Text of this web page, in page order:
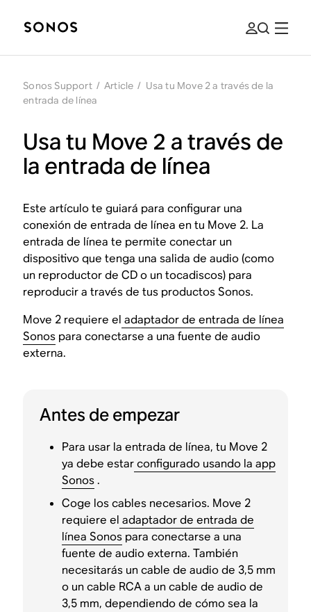
Sonos Support / Article / Usa tu Move 2 a través de la
entrada de línea
Usa tu Move 2 a través de
la entrada de línea
Este artículo te guiará para configurar una
conexión de entrada de línea en tu Move 2. La
entrada de línea te permite conectar un
dispositivo que tenga una salida de audio (como
un reproductor de CD o un tocadiscos) para
reproducir a través de tus productos Sonos.
Move 2 requiere el adaptador de entrada de línea
Sonos para conectarse a una fuente de audio
externa.
Antes de empezar
Para usar la entrada de línea, tu Move 2
ya debe estarconfigurado usando la app
Sonos.
Coge los cables necesarios. Move 2
requiere el adaptador de entrada de
línea Sonos para conectarse a una
fuente de audio externa. También
necesitarás un cable de audio de 3,5 mm
o un cable RCA a un cable de audio de
3,5 mm, dependiendo de cómo sea la